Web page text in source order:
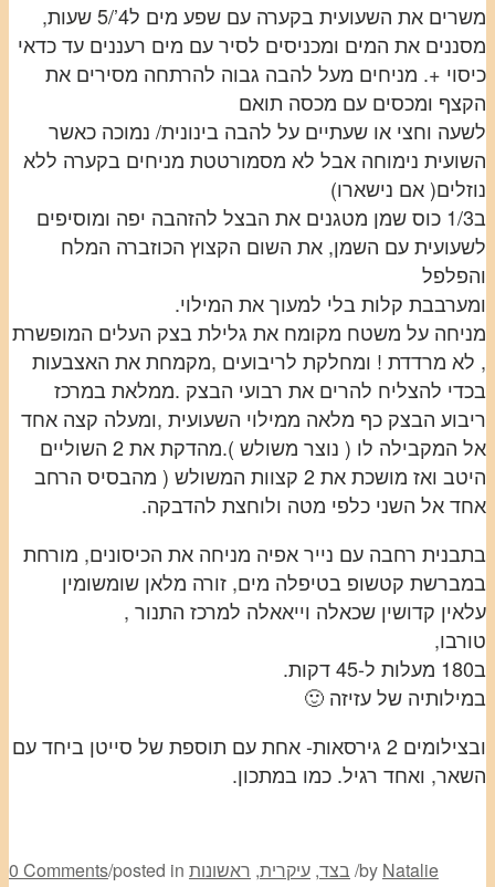
משרים את השעועית בקערה עם שפע מים ל4’/5 שעות,
מסננים את המים ומכניסים לסיר עם מים רעננים עד כדאי
כיסוי +. מניחים מעל להבה גבוה להרתחה מסירים את
הקצף ומכסים עם מכסה תואם
לשעה וחצי או שעתיים על להבה בינונית/ נמוכה כאשר
השועית נימוחה אבל לא מסמורטטת מניחים בקערה ללא
נוזלים( אם נישארו)
ב1/3 כוס שמן מטגנים את הבצל להזהבה יפה ומוסיפים
לשעועית עם השמן, את השום הקצוץ הכוזברה המלח
והפלפל
ומערבבת קלות בלי למעוך את המילוי.
מניחה על משטח מקומח את גלילת בצק העלים המופשרת
, לא מרדדת ! ומחלקת לריבועים ,מקמחת את האצבעות
בכדי להצליח להרים את רבועי הבצק .ממלאת במרכז
ריבוע הבצק כף מלאה ממילוי השעועית ,ומעלה קצה אחד
אל המקבילה לו ( נוצר משולש ).מהדקת את 2 השוליים
היטב ואז מושכת את 2 קצוות המשולש ( מהבסיס הרחב
אחד אל השני כלפי מטה ולוחצת להדבקה.
בתבנית רחבה עם נייר אפיה מניחה את הכיסונים, מורחת
במברשת קטשופ בטיפלה מים, זורה מלאן שומשומין
עלאין קדושין שכאלה וייאאלה למרכז התנור ,
טורבו,
ב180 מעלות ל-45 דקות.
במילותיה של עזיזה 🙂
ובצילומים 2 גירסאות- אחת עם תוספת של סייטן ביחד עם
השאר, ואחד רגיל. כמו במתכון.
0 Comments/posted in בצד, עיקרית, ראשונות /by Natalie